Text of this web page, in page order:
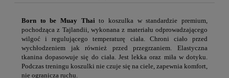
Born to be Muay Thai to koszulka w standardzie premium,
pochodząca z Tajlandii, wykonana z materiału odprowadzającego
wilgoć i regulującego temperaturę ciała. Chroni ciało przed
wychłodzeniem jak również przed przegrzaniem. Elastyczna
tkanina dopasowuje się do ciała. Jest lekka oraz miła w dotyku.
Podczas treningu koszulki nie czuje się na ciele, zapewnia komfort,
nie ogranicza ruchu.